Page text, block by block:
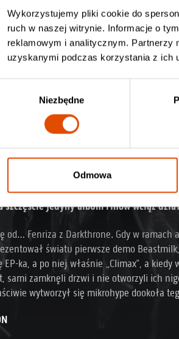
Wykorzystujemy pliki cookie do
ruch w naszej witrynie. Informacje o
reklamowym i analitycznym. Partnerzy
uzyskanymi podczas korzystania z ich
Niezbędne
Odmowa
się pupilkami zarówno
szczęście jedyny album Finów wciąż
od… Fenriza z Darkthrone. Gdy w ramach
światu pierwsze demo
ka, a po niej właśnie „Climax”, a
sami zamknęli drzwi i nie otworzyli ich
wytworzył się mikrohype dookoła